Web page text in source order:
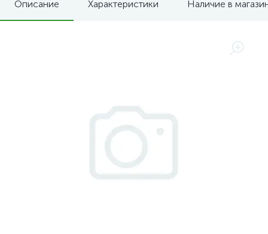
Описание Характеристики Наличие в